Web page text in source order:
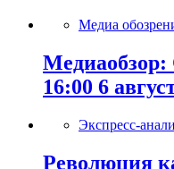
Медиа
Медиаобзор:
16:00 6
Экспресс-
Революция